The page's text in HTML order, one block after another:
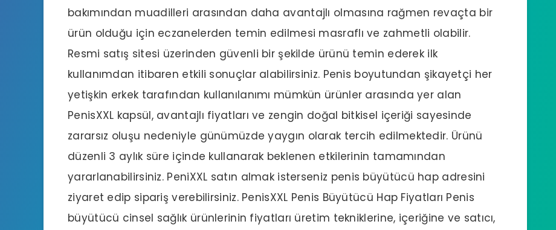
bakımından muadilleri arasından daha avantajlı olmasına rağmen revaçta bir
ürün olduğu için eczanelerden temin edilmesi masraflı ve zahmetli olabilir.
Resmi satış sitesi üzerinden güvenli bir şekilde ürünü temin ederek ilk
kullanımdan itibaren etkili sonuçlar alabilirsiniz. Penis boyutundan şikayetçi her
yetişkin erkek tarafından kullanılanımı mümkün ürünler arasında yer alan
PenisXXL kapsül, avantajlı fiyatları ve zengin doğal bitkisel içeriği sayesinde
zararsız oluşu nedeniyle günümüzde yaygın olarak tercih edilmektedir. Ürünü
düzenli 3 aylık süre içinde kullanarak beklenen etkilerinin tamamından
yararlanabilirsiniz. PeniXXL satın almak isterseniz penis büyütücü hap adresini
ziyaret edip sipariş verebilirsiniz. PenisXXL Penis Büyütücü Hap Fiyatları Penis
büyütücü cinsel sağlık ürünlerinin fiyatları üretim tekniklerine, içeriğine ve satıcı,